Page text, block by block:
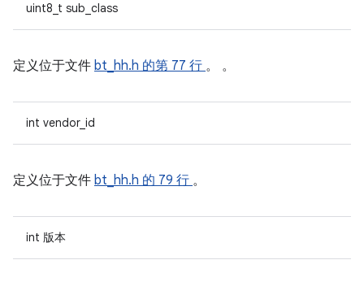
uint8_t sub_class
定义位于文件 bt_hh.h 的第 77 行 。 。
int vendor_id
定义位于文件 bt_hh.h 的 79 行 。
int 版本